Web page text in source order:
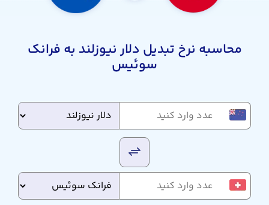
محاسبه نرخ تبدیل دلار نیوزلند به فرانک
سوئیس